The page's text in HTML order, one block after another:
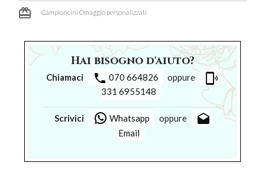
card_giftcard Campioncini Omaggio personalizzati
Hai bisogno d'aiuto?
Chiamaci phone 070 664826 oppure phonelink_ring
331 6955148
Scrivici Whatsapp oppure drafts
Email